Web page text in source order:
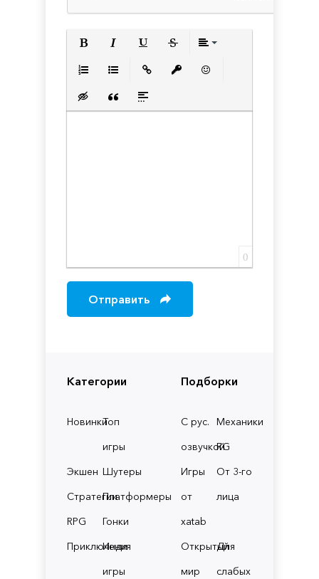
Категории
НовинкиТоп
игры
Экшен Шутеры
СтратегииПлатформеры
RPG
Гонки
Приключения
Инди
игры
Подборки
С рус.
озвучкой
Механики
RG
Игры
от
xatab
От 3-го
лица
Открытый
мир
Для
слабых
Вставка скрытого текста
Вставка цитаты
Вставка спойлера
0
Отправить